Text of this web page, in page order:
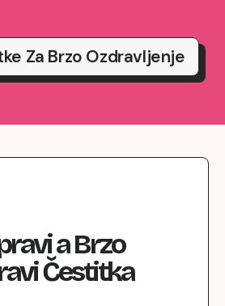
Za Brzo Ozdravljenje
aBrzo
Čestitka